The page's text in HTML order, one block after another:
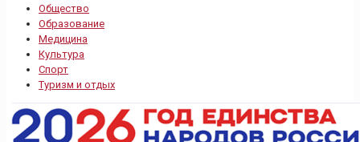
Общество
Образование
Медицина
Культура
Спорт
Туризм и отдых